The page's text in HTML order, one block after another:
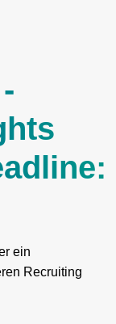
ein
Recruiting